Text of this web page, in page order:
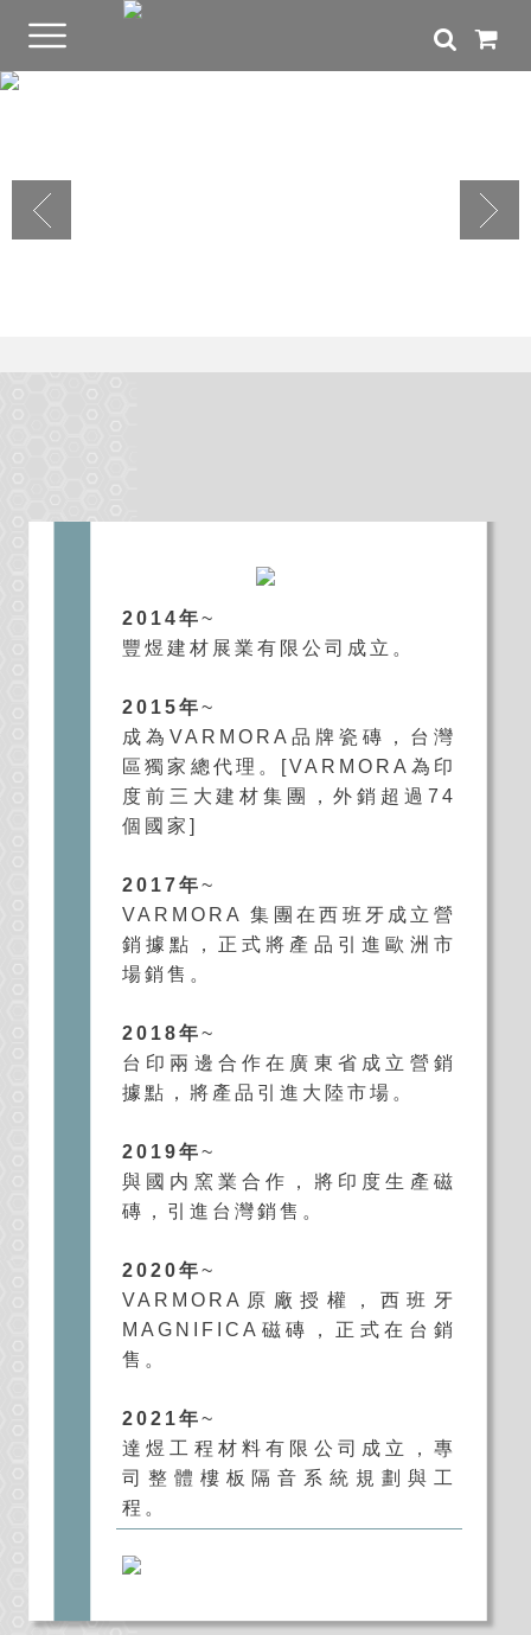
2014年~
豐煜建材展業有限公司成立。
2015年~
成為VARMORA品牌瓷磚，台灣
區獨家總代理。[VARMORA為印
度前三大建材集團，外銷超過74
個國家]
2017年~
VARMORA 集團在西班牙成立營
銷據點，正式將產品引進歐洲市
場銷售。
2018年~
台印兩邊合作在廣東省成立營銷
據點，將產品引進大陸市場。
2019年~
與國内窯業合作，將印度生產磁
磚，引進台灣銷售。
2020年~
VARMORA原廠授權，西班牙
MAGNIFICA磁磚，正式在台銷
售。
2021年~
達煜工程材料有限公司成立，專
司整體樓板隔音系統規劃與工
程。